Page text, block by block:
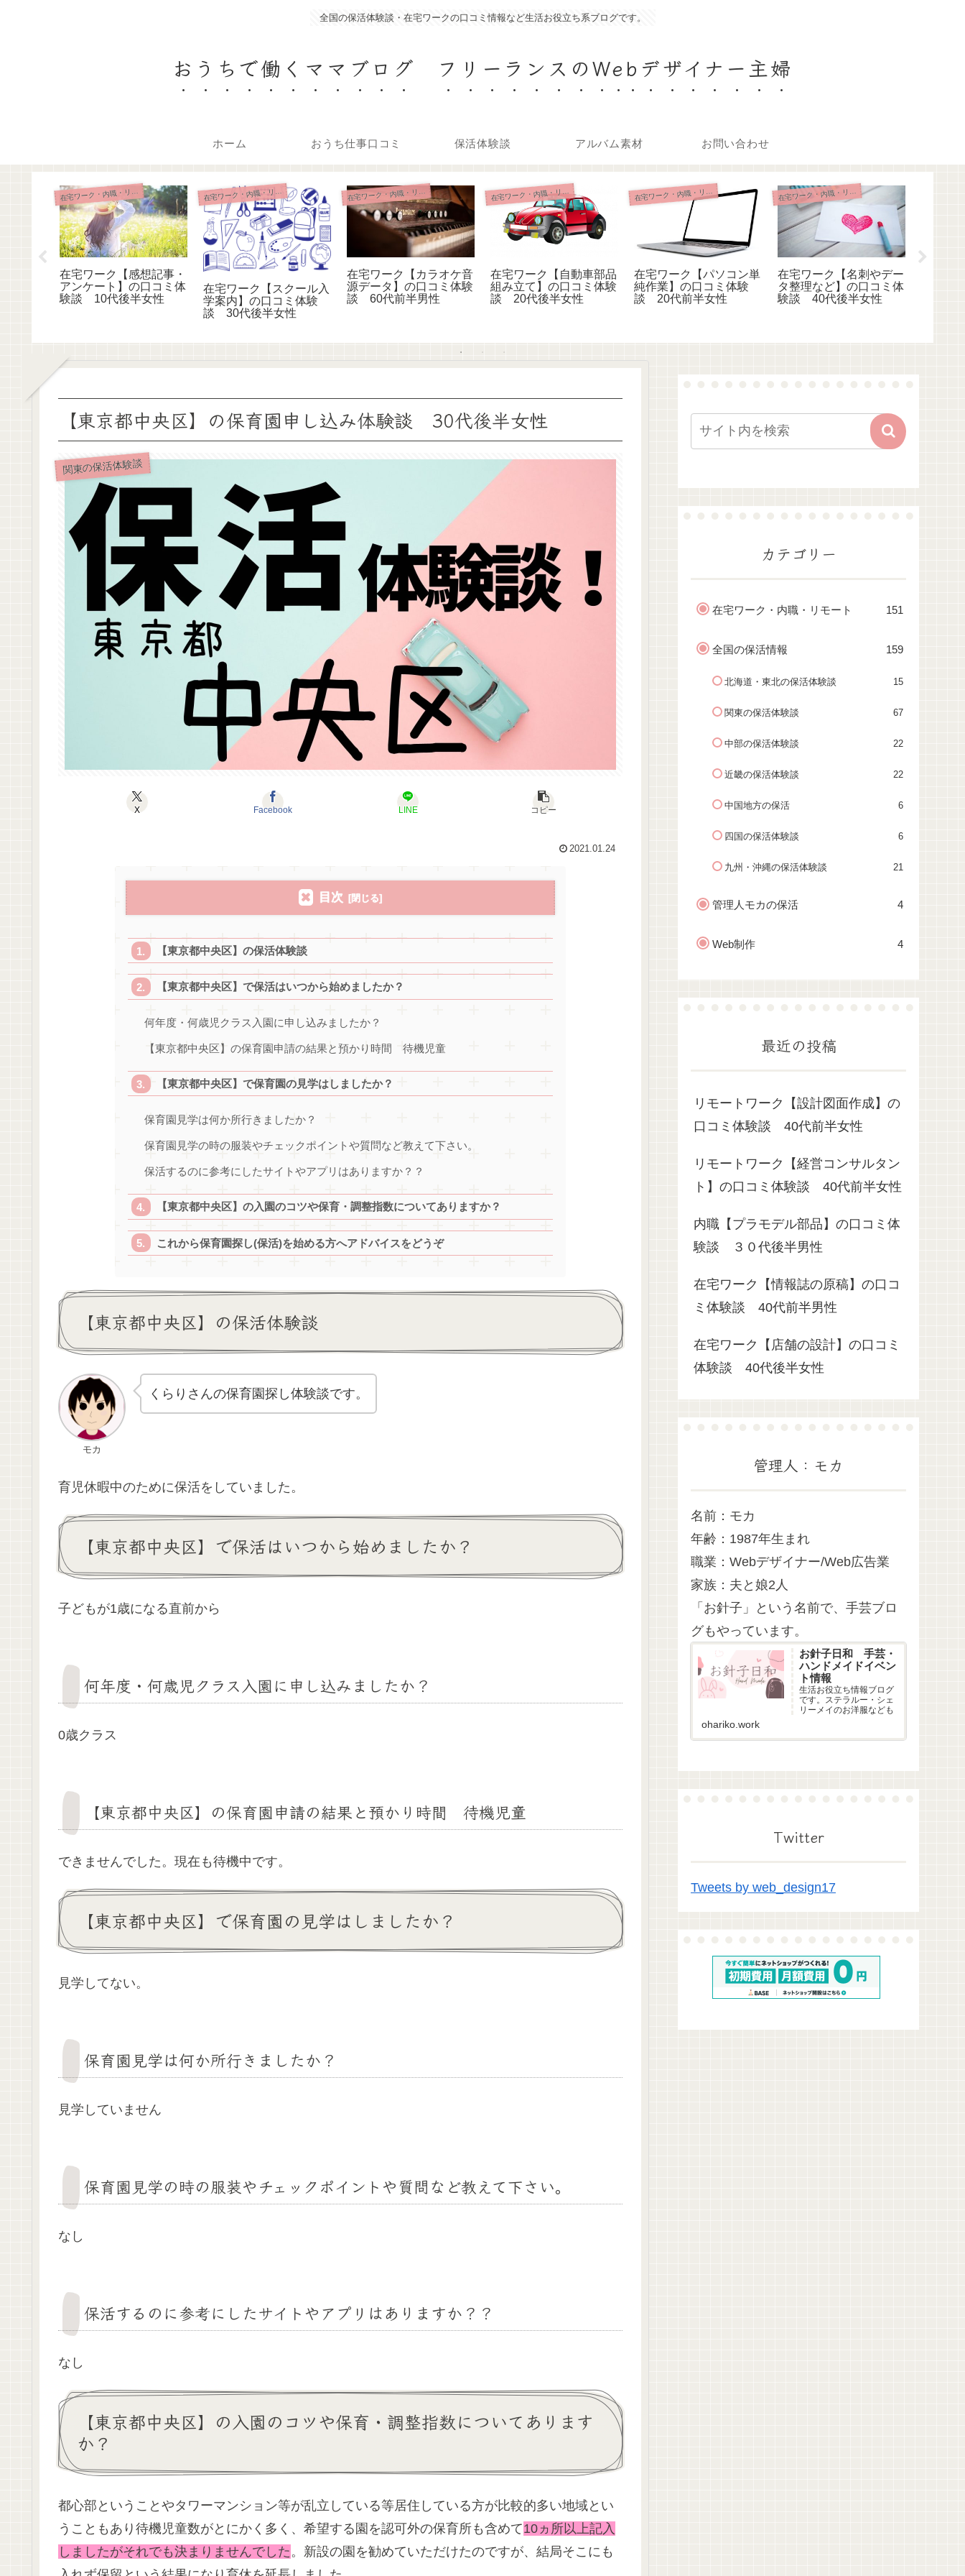
全国の保活体験談・在宅ワークの口コミ情報など生活お役立ち系ブログです。
おうちで働くママブログ フリーランスのWebデザイナー主婦
ホーム おうち仕事口コミ 保活体験談 アルバム素材 お問い合わせ
在
宅ワーク・内職・リモート
在宅ワーク【感想記事・
アンケート】の口コミ体
験談 10代後半女性
在
宅ワーク・内職・リモート
在宅ワーク【スクール入
学案内】の口コミ体験
談 30代後半女性
在
宅ワーク・内職・リモート
在宅ワーク【カラオケ音
源データ】の口コミ体験
談 60代前半男性
在
宅ワーク・内職・リモート
在宅ワーク【自動車部品
組み立て】の口コミ体験
談 20代後半女性
在
宅ワーク・内職・リモート
在宅ワーク【パソコン単
純作業】の口コミ体験
談 20代前半女性
在
宅ワーク・内職・リモート
在宅ワーク【名刺やデー
タ整理など】の口コミ体
験談 40代後半女性
【東京都中央区】の保育園申し込み体験談 30代後半女性
関東の保活体験談
X Facebook LINE コピー
2021.01.24
目次
【東京都中央区】の保活体験談
【東京都中央区】で保活はいつから始めましたか？
何年度・何歳児クラス入園に申し込みましたか？
【東京都中央区】の保育園申請の結果と預かり時間 待機児童
【東京都中央区】で保育園の見学はしましたか？
保育園見学は何か所行きましたか？
保育園見学の時の服装やチェックポイントや質問など教えて下さい。
保活するのに参考にしたサイトやアプリはありますか？？
【東京都中央区】の入園のコツや保育・調整指数についてありますか？
これから保育園探し(保活)を始める方へアドバイスをどうぞ
【東京都中央区】の保活体験談
モカ
くらりさんの保育園探し体験談です。
育児休暇中のために保活をしていました。
【東京都中央区】で保活はいつから始めましたか？
子どもが1歳になる直前から
何年度・何歳児クラス入園に申し込みましたか？
0歳クラス
【東京都中央区】の保育園申請の結果と預かり時間 待機児童
できませんでした。現在も待機中です。
【東京都中央区】で保育園の見学はしましたか？
見学してない。
保育園見学は何か所行きましたか？
見学していません
保育園見学の時の服装やチェックポイントや質問など教えて下さい。
なし
保活するのに参考にしたサイトやアプリはありますか？？
なし
【東京都中央区】の入園のコツや保育・調整指数についてあります
か？
都心部ということやタワーマンション等が乱立している等居住している方が比較的多い地域とい
うこともあり待機児童数がとにかく多く、希望する園を認可外の保育所も含めて10ヵ所以上記入
しましたがそれでも決まりませんでした 。新設の園を勧めていただけたのですが、結局そこにも
カテゴリー
在宅ワーク・内職・リモート 151
全国の保活情報 159
北海道・東北の保活体験談 15
関東の保活体験談 67
中部の保活体験談 22
近畿の保活体験談 22
中国地方の保活 6
四国の保活体験談 6
九州・沖縄の保活体験談 21
管理人モカの保活 4
Web制作 4
最近の投稿
リモートワーク【設計図面作成】の
口コミ体験談 40代前半女性
リモートワーク【経営コンサルタン
ト】の口コミ体験談 40代前半女性
内職【プラモデル部品】の口コミ体
験談 ３０代後半男性
在宅ワーク【情報誌の原稿】の口コ
ミ体験談 40代前半男性
在宅ワーク【店舗の設計】の口コミ
体験談 40代後半女性
管理人：モカ
名前：モカ
年齢：1987年生まれ
職業：Webデザイナー/Web広告業
家族：夫と娘2人
「お針子」という名前で、手芸ブロ
グもやっています。
お針子日和 手芸・
ハンドメイドイベン
ト情報
生活お役立ち情報ブログ
です。ステラルー・シェ
リーメイのお洋服なども
ohariko.work
Twitter
Tweets by web_design17